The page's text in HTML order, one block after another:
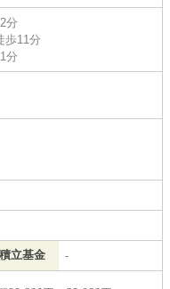
分
歩11分
分
立基金 -